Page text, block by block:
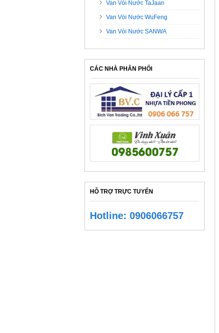
Van Vòi Nước TaJaan
Van Vòi Nước WuFeng
Van Vòi Nước SANWA
CÁC NHÀ PHÂN PHỐI
HỖ TRỢ TRỰC TUYẾN
Hotline: 0906066757